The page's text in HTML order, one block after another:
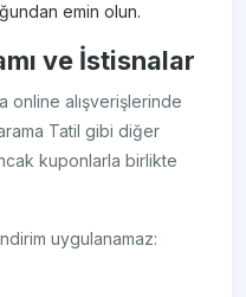
emin olun.
ve İstisnalar
online alışverişlerinde
Tatil gibi diğer
kuponlarla birlikte
uygulanamaz: